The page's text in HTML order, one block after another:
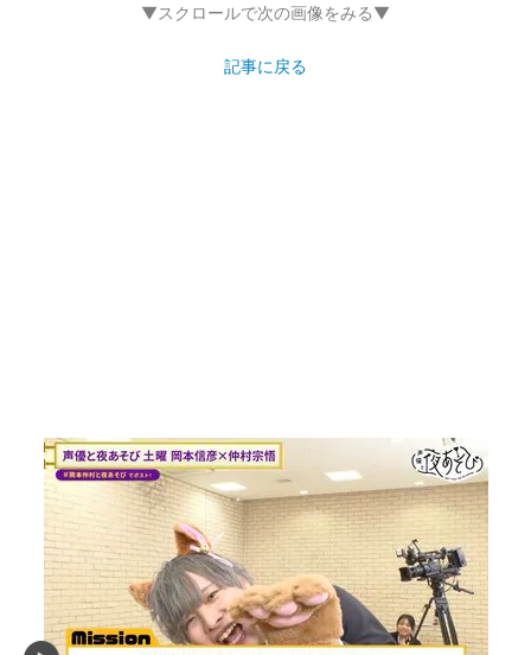
▼スクロールで次の画像をみる▼
記事に戻る